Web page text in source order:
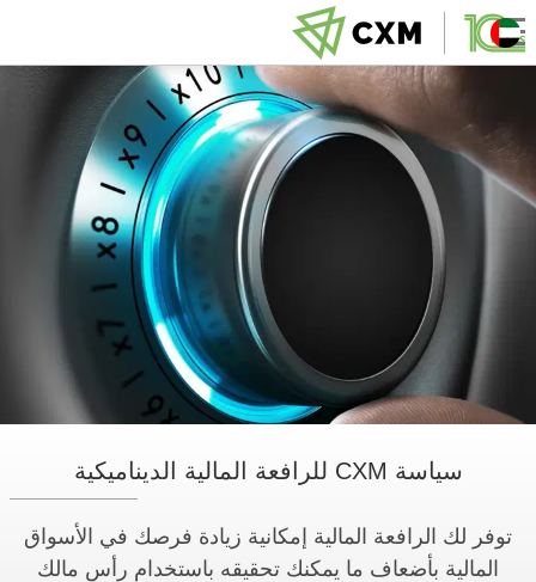
سياسة CXM للرافعة المالية الديناميكية
توفر لك الرافعة المالية إمكانية زيادة فرصك في الأسواق
المالية بأضعاف ما يمكنك تحقيقه باستخدام رأس مالك